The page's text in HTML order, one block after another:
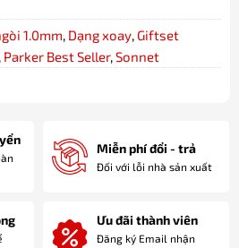
1.0mm, Dạng xoay, Giftset
, Parker Best Seller,Sonnet
Miễn phí đổi - trả
Đối với lỗi nhà sản xuất
Ưu đãi thành viên
Đăng ký Email nhận